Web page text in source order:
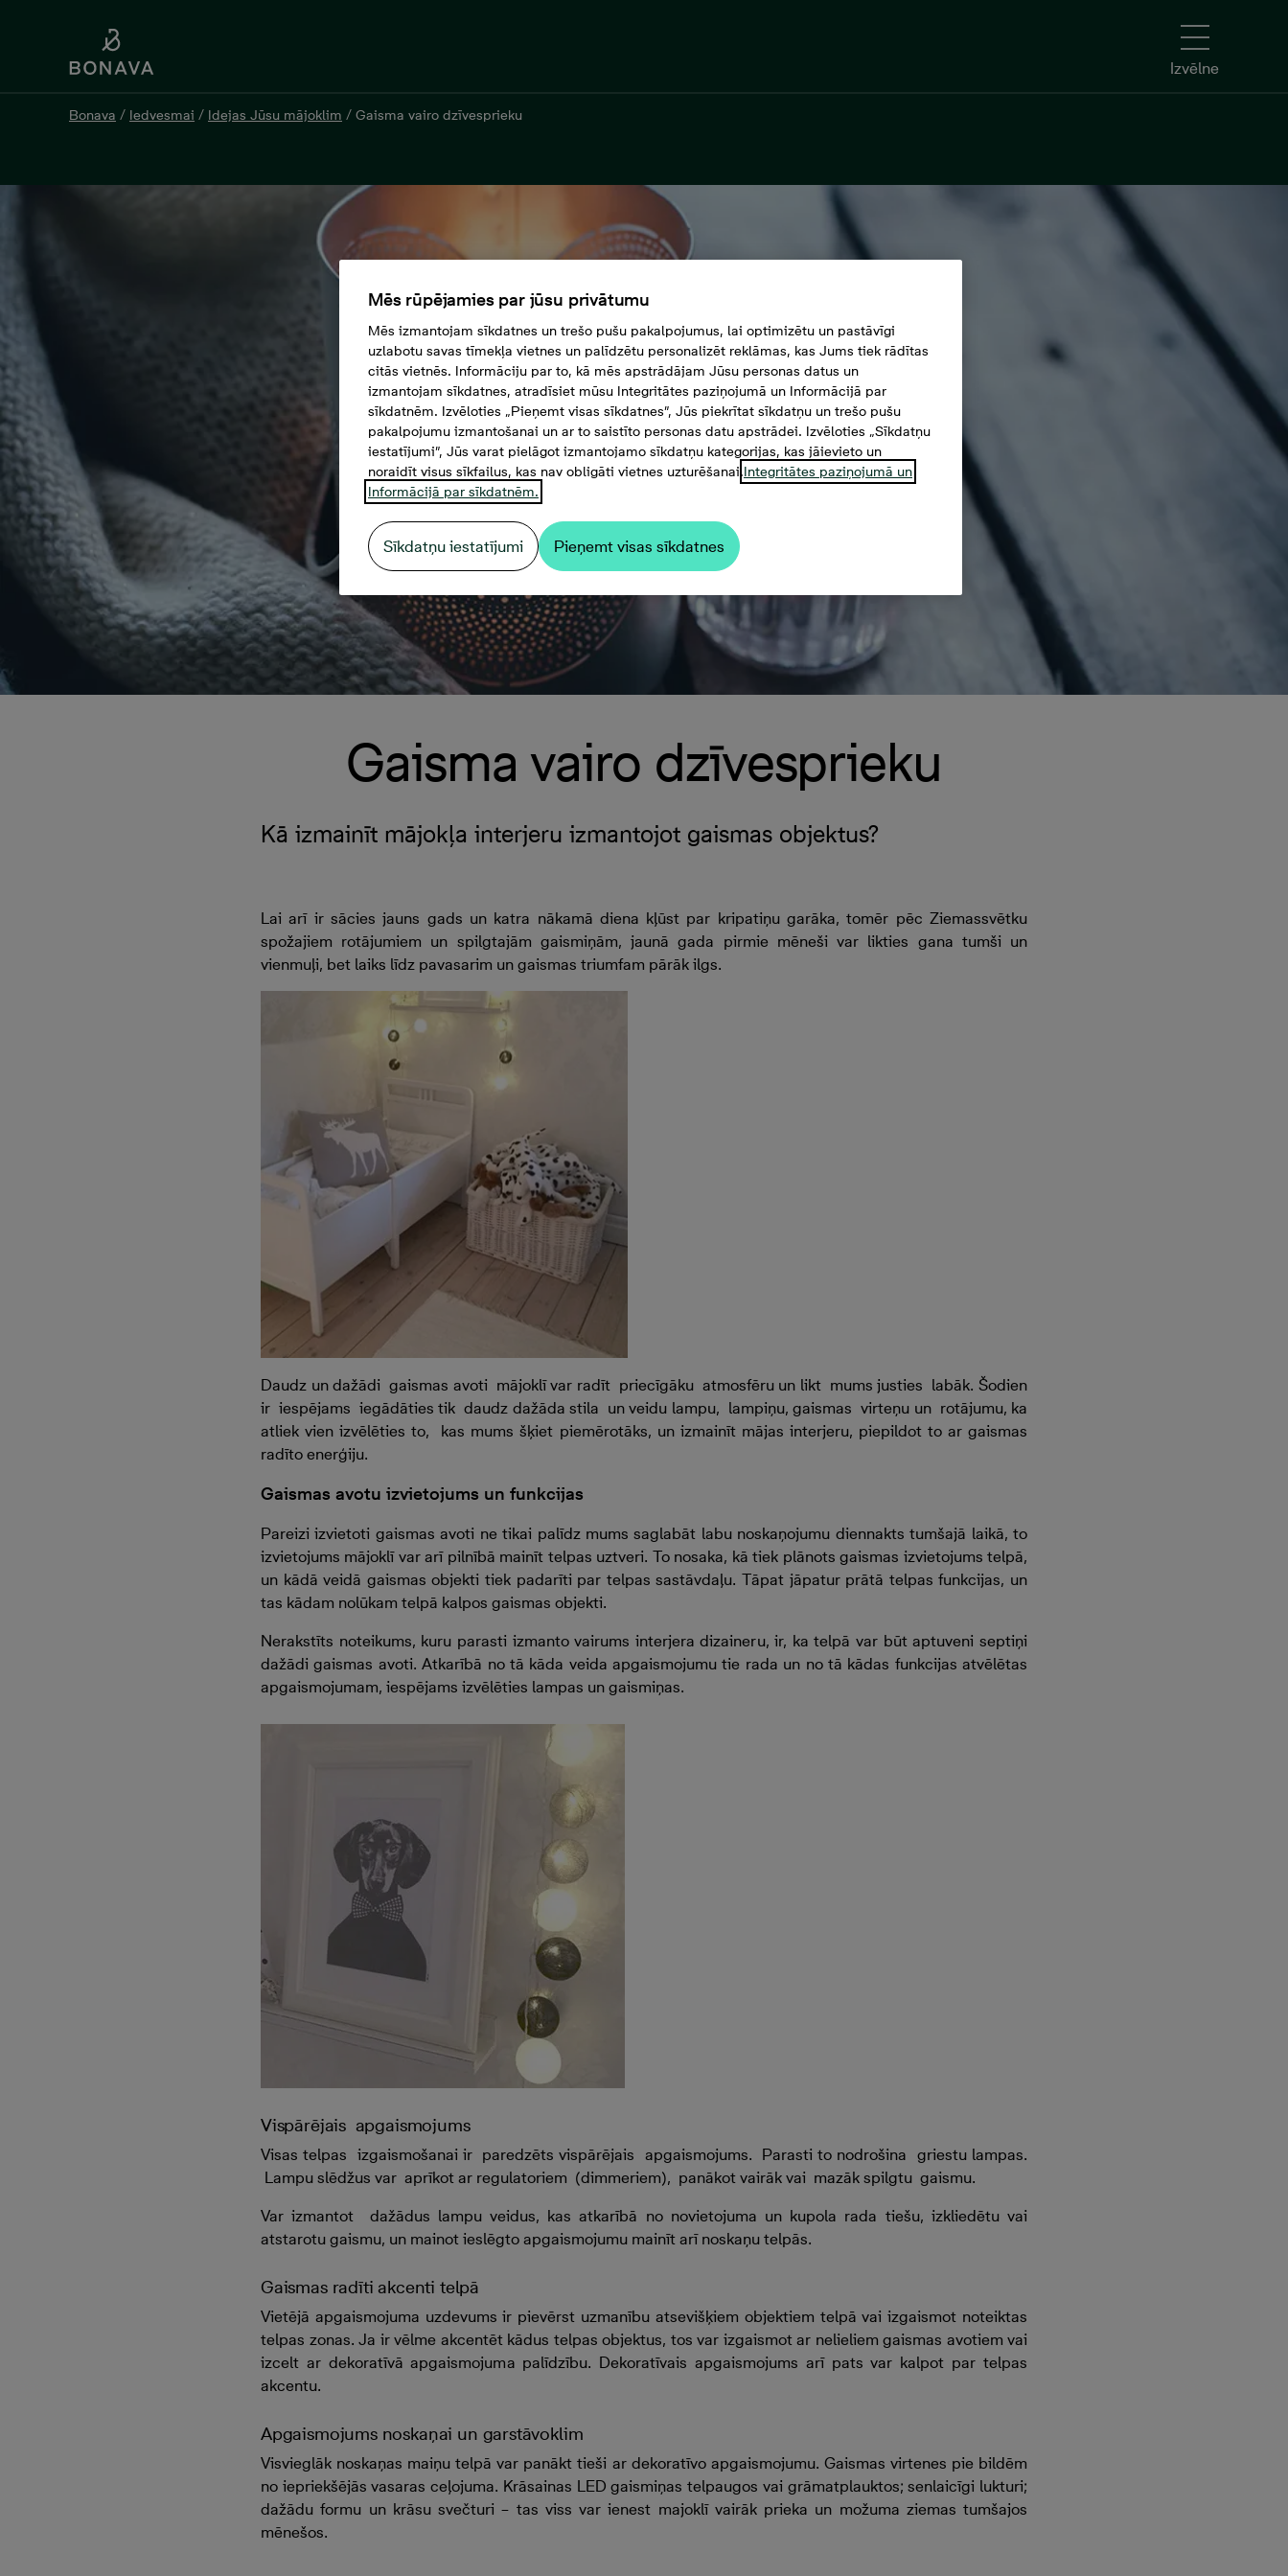
Izvēlne
Bonava / Iedvesmai / Idejas Jūsu mājoklim / Gaisma vairo dzīvesprieku
Gaisma vairo dzīvesprieku
Kā izmainīt mājokļa interjeru izmantojot gaismas objektus?
Lai arī ir sācies jauns gads un katra nākamā diena kļūst par kripatiņu garāka, tomēr pēc Ziemassvētku
spožajiem rotājumiem un spilgtajām gaismiņām, jaunā gada pirmie mēneši var likties gana tumši un
vienmuļi, bet laiks līdz pavasarim un gaismas triumfam pārāk ilgs.
Daudz un dažādi gaismas avoti mājoklī var radīt priecīgāku atmosfēru un likt mums justies labāk. Šodien
ir iespējams iegādāties tik daudz dažāda stila un veidu lampu, lampiņu, gaismas virteņu un rotājumu, ka
atliek vien izvēlēties to, kas mums šķiet piemērotāks, un izmainīt mājas interjeru, piepildot to ar gaismas
radīto enerģiju.
Gaismas avotu izvietojums un funkcijas
Pareizi izvietoti gaismas avoti ne tikai palīdz mums saglabāt labu noskaņojumu diennakts tumšajā laikā, to
izvietojums mājoklī var arī pilnībā mainīt telpas uztveri. To nosaka, kā tiek plānots gaismas izvietojums telpā,
un kādā veidā gaismas objekti tiek padarīti par telpas sastāvdaļu. Tāpat jāpatur prātā telpas funkcijas, un
tas kādam nolūkam telpā kalpos gaismas objekti.
Nerakstīts noteikums, kuru parasti izmanto vairums interjera dizaineru, ir, ka telpā var būt aptuveni septiņi
dažādi gaismas avoti. Atkarībā no tā kāda veida apgaismojumu tie rada un no tā kādas funkcijas atvēlētas
apgaismojumam, iespējams izvēlēties lampas un gaismiņas.
Vispārējais apgaismojums
Visas telpas izgaismošanai ir paredzēts vispārējais apgaismojums. Parasti to nodrošina griestu lampas.
Lampu slēdžus var aprīkot ar regulatoriem (dimmeriem), panākot vairāk vai mazāk spilgtu gaismu.
Var izmantot dažādus lampu veidus, kas atkarībā no novietojuma un kupola rada tiešu, izkliedētu vai
atstarotu gaismu, un mainot ieslēgto apgaismojumu mainīt arī noskaņu telpās.
Gaismas radīti akcenti telpā
Vietējā apgaismojuma uzdevums ir pievērst uzmanību atsevišķiem objektiem telpā vai izgaismot noteiktas
telpas zonas. Ja ir vēlme akcentēt kādus telpas objektus, tos var izgaismot ar nelieliem gaismas avotiem vai
izcelt ar dekoratīvā apgaismojuma palīdzību. Dekoratīvais apgaismojums arī pats var kalpot par telpas
akcentu.
Apgaismojums noskaņai un garstāvoklim
Visvieglāk noskaņas maiņu telpā var panākt tieši ar dekoratīvo apgaismojumu. Gaismas virtenes pie bildēm
no iepriekšējās vasaras ceļojuma. Krāsainas LED gaismiņas telpaugos vai grāmatplauktos; senlaicīgi lukturi;
dažādu formu un krāsu svečturi – tas viss var ienest majoklī vairāk prieka un možuma ziemas tumšajos
mēnešos.
Mēs rūpējamies par jūsu privātumu
Mēs izmantojam sīkdatnes un trešo pušu pakalpojumus, lai optimizētu un pastāvīgi
uzlabotu savas tīmekļa vietnes un palīdzētu personalizēt reklāmas, kas Jums tiek rādītas
citās vietnēs. Informāciju par to, kā mēs apstrādājam Jūsu personas datus un
izmantojam sīkdatnes, atradīsiet mūsu Integritātes paziņojumā un Informācijā par
sīkdatnēm. Izvēloties „Pieņemt visas sīkdatnes”, Jūs piekrītat sīkdatņu un trešo pušu
pakalpojumu izmantošanai un ar to saistīto personas datu apstrādei. Izvēloties „Sīkdatņu
iestatījumi”, Jūs varat pielāgot izmantojamo sīkdatņu kategorijas, kas jāievieto un
noraidīt visus sīkfailus, kas nav obligāti vietnes uzturēšanai.Integritātes paziņojumā un
Informācijā par sīkdatnēm.
Sīkdatņu iestatījumi Pieņemt visas sīkdatnes